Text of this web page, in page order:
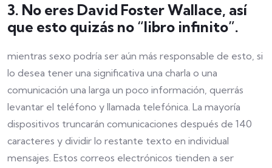
3. No eres David Foster Wallace, así
que esto quizás no “libro infinito”.
mientras sexo podría ser aún más responsable de esto, si
lo desea tener una significativa ​​una charla o una
comunicación una larga un poco información, querrás
levantar el teléfono y llamada telefónica. La mayoría
dispositivos truncarán comunicaciones después de 140
caracteres y dividir lo restante texto en individual
mensajes. Estos correos electrónicos tienden a ser